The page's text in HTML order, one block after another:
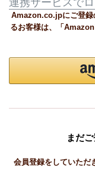
連携サービスで
Amazon.co.jpにご登録
るお客様は、「
まだ
会員登録をしていただ